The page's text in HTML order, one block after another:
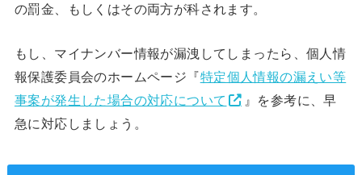
の罰金、もしくはその両方が科されます。
もし、マイナンバー情報が漏洩してしまったら、個人情
報保護委員会のホームページ『特定個人情報の漏えい等
事案が発生した場合の対応について
』を参考に、早
急に対応しましょう。